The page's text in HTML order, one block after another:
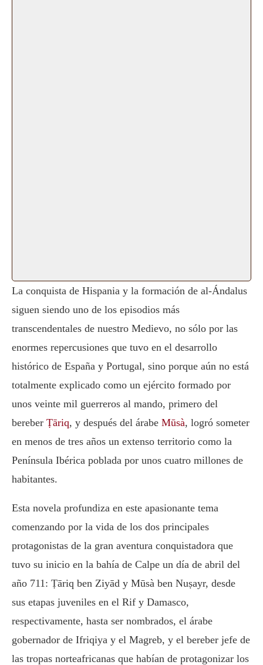
La conquista de Hispania y la formación de al-Ándalus
siguen siendo uno de los episodios más
transcendentales de nuestro Medievo, no sólo por las
enormes repercusiones que tuvo en el desarrollo
histórico de España y Portugal, sino porque aún no está
totalmente explicado como un ejército formado por
unos veinte mil guerreros al mando, primero del
bereber Ṭāriq, y después del árabe Mūsà, logró someter
en menos de tres años un extenso territorio como la
Península Ibérica poblada por unos cuatro millones de
habitantes.
Esta novela profundiza en este apasionante tema
comenzando por la vida de los dos principales
protagonistas de la gran aventura conquistadora que
tuvo su inicio en la bahía de Calpe un día de abril del
año 711: Ṭāriq ben Ziyād y Mūsà ben Nuṣayr, desde
sus etapas juveniles en el Rif y Damasco,
respectivamente, hasta ser nombrados, el árabe
gobernador de Ifriqiya y el Magreb, y el bereber jefe de
las tropas norteafricanas que habían de protagonizar los